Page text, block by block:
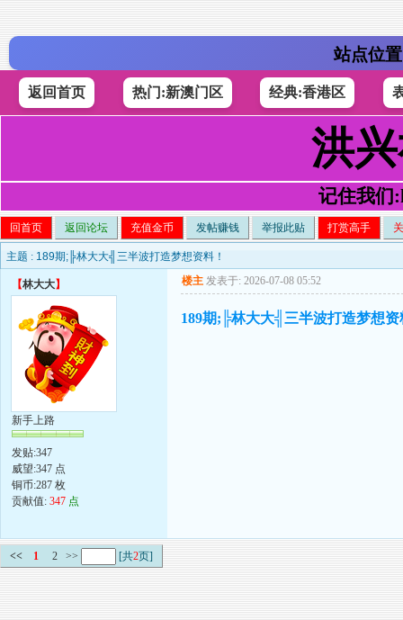
站点位
返回首页 热门:新澳门区 经典:香港区
洪
记住我们
回首页 返回论坛 充值金币 发帖赚钱 举报此贴 打赏高手
主题 : 189期;╠林大大╣三半波打造梦想资料！
【林大大】
新手上路
发贴:347
威望:347 点
铜币:287 枚
贡献值: 347 点
楼主 发表于: 2026-07-08 05:52
189期;╠林大大╣三半波打造梦想资
<< 1 2 >> [共2页]